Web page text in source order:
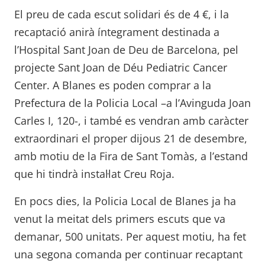
El preu de cada escut solidari és de 4 €, i la
recaptació anirà íntegrament destinada a
l’Hospital Sant Joan de Deu de Barcelona, pel
projecte Sant Joan de Déu Pediatric Cancer
Center. A Blanes es poden comprar a la
Prefectura de la Policia Local –a l’Avinguda Joan
Carles I, 120-, i també es vendran amb caràcter
extraordinari el proper dijous 21 de desembre,
amb motiu de la Fira de Sant Tomàs, a l’estand
que hi tindrà instal·lat Creu Roja.
En pocs dies, la Policia Local de Blanes ja ha
venut la meitat dels primers escuts que va
demanar, 500 unitats. Per aquest motiu, ha fet
una segona comanda per continuar recaptant